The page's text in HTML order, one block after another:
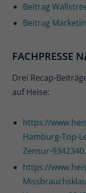
Beitrag
Beitrag
FACHPRESSE
Drei Recap-
auf Heise:
https://
Hamburg-Top-
Zensur-
https://